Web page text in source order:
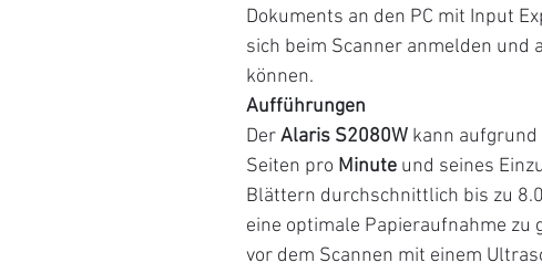
Dokuments an den PC mit Input
sich beim Scanner anmelden und
können.
Aufführungen
DerAlaris S2080W kann aufgrund
Seiten pro Minute und seines
Blättern durchschnittlich bis zu
eine optimale Papieraufnahme zu
vor dem Scannen mit einem